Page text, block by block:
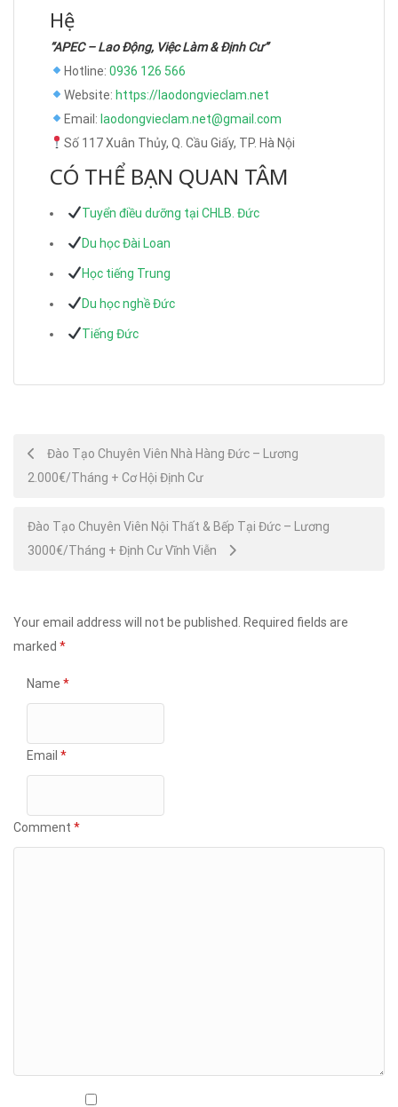
Hệ
“APEC – Lao Động, Việc Làm & Định Cư”
Hotline: 0936 126 566
Website: https://laodongvieclam.net
Email: laodongvieclam.net@gmail.com
Số 117 Xuân Thủy, Q. Cầu Giấy, TP. Hà Nội
CÓ THỂ BẠN QUAN TÂM
Tuyển điều dưỡng tại CHLB. Đức
Du học Đài Loan
Học tiếng Trung
Du học nghề Đức
Tiếng Đức
Post
navigation
Đào Tạo Chuyên Viên Nhà Hàng Đức – Lương
2.000€/Tháng + Cơ Hội Định Cư
Đào Tạo Chuyên Viên Nội Thất & Bếp Tại Đức – Lương
3000€/Tháng + Định Cư Vĩnh Viễn
Your email address will not be published.
Required fields are
marked *
Name *
Email *
Comment *